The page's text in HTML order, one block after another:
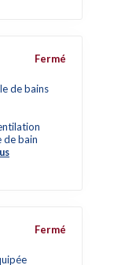
de bains
de bain
Fermé
Fermé